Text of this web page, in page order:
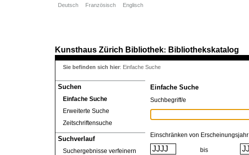
Kunsthaus Zürich Bibliothek: Bibliothekskatalog
Suchen
Einfache Suche
Erweiterte Suche
Zeitschriftensuche
Suchverlauf
Suchergebnisse verfeinern
Deutsch Französisch Englisch
Sie befinden sich hier: Einfache Suche
Einfache Suche
Suchbegriff/e
Einschränken von Erscheinungsjahr
bis